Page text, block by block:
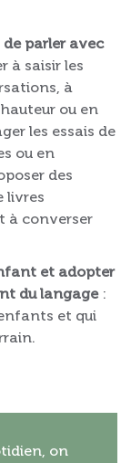
de parler avec
à saisir les
à
ou en
les essais de
ou en
des
livres
à converser
et adopter
du langage:
et qui
on